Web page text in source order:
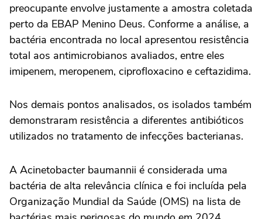
preocupante envolve justamente a amostra coletada
perto da EBAP Menino Deus. Conforme a análise, a
bactéria encontrada no local apresentou resistência
total aos antimicrobianos avaliados, entre eles
imipenem, meropenem, ciprofloxacino e ceftazidima.
Nos demais pontos analisados, os isolados também
demonstraram resistência a diferentes antibióticos
utilizados no tratamento de infecções bacterianas.
A Acinetobacter baumannii é considerada uma
bactéria de alta relevância clínica e foi incluída pela
Organização Mundial da Saúde (OMS) na lista de